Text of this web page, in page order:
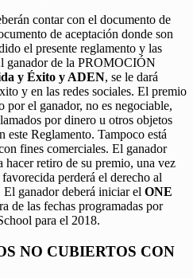
contar con el documento de
de aceptación donde son
el presente reglamento y las
ganador de la PROMOCIÓN
y Éxito y ADEN, se le dará
y en las redes sociales. El premio
por el ganador, no es negociable,
por dinero u otros objetos
este Reglamento. Tampoco está
fines comerciales. El ganador
hacer retiro de su premio, una vez
perderá el derecho al
ganador deberá iniciar el ONE
de las fechas programadas por
para el 2018.
NO CUBIERTOS CON